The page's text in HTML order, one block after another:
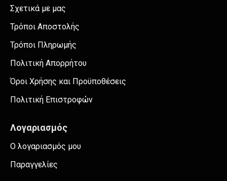
Σχετικά με μας
Τρόποι Αποστολής
Τρόποι Πληρωμής
Πολιτική Απορρήτου
Όροι Χρήσης και Προϋποθέσεις
Πολιτική Επιστροφών
Λογαριασμός
Ο λογαριασμός μου
Παραγγελίες